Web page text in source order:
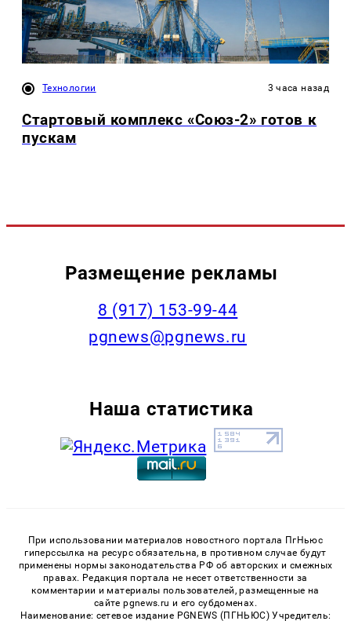
Технологии 3 часа назад
Стартовый комплекс «Союз-2» готов к
пускам
Размещение рекламы
‭8 (917) 153-99-44
pgnews@pgnews.ru
Наша статистика
При использовании материалов новостного портала ПгНьюс
гиперссылка на ресурс обязательна, в противном случае будут
применены нормы законодательства РФ об авторских и смежных
правах. Редакция портала не несет ответственности за
комментарии и материалы пользователей, размещенные на
сайте pgnews.ru и его субдоменах.
Наименование: сетевое издание PGNEWS (ПГНЬЮС) Учредитель: